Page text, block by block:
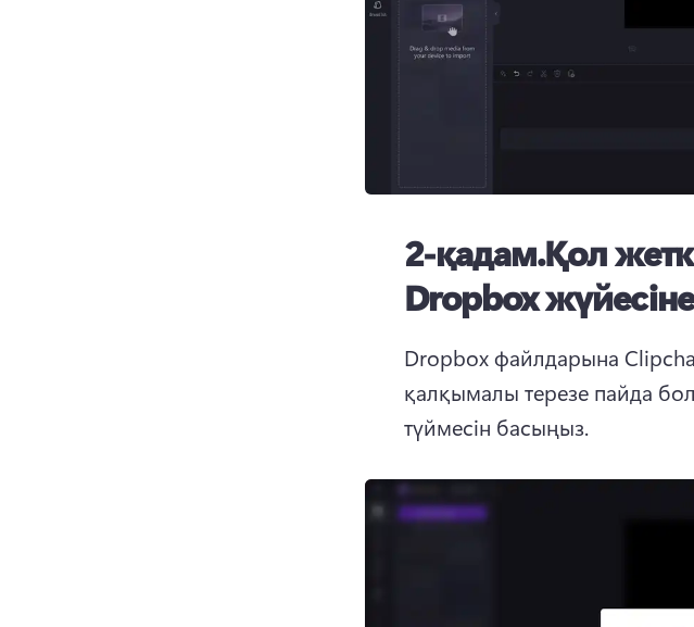
2-қадам.Қол
Dropbox жүйесіне
Dropbox файлдарына
қалқымалы терезе пайда
түймесін басыңыз.